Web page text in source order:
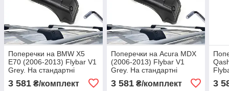
Поперечки на BMW X5
E70 (2006-2013) Flybar V1
Grey. На стандартні
рейлінги. Без замка. Сірі
3 581 ₴/комплект
Поперечки на Acura MDX
(2006-2013) Flybar V1
Grey. На стандартні
рейлінги. Без замка. Сірі
3 581₴/комплект 3